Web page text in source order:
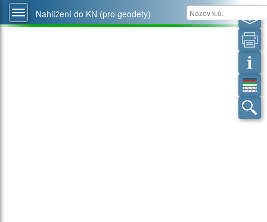
Nahlížení do KN (pro geodety)